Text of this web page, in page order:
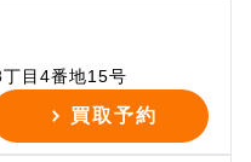
目4番地15号
買取予約